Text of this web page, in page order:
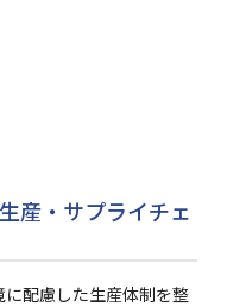
産・サプライチェ
配慮した生産体制を整